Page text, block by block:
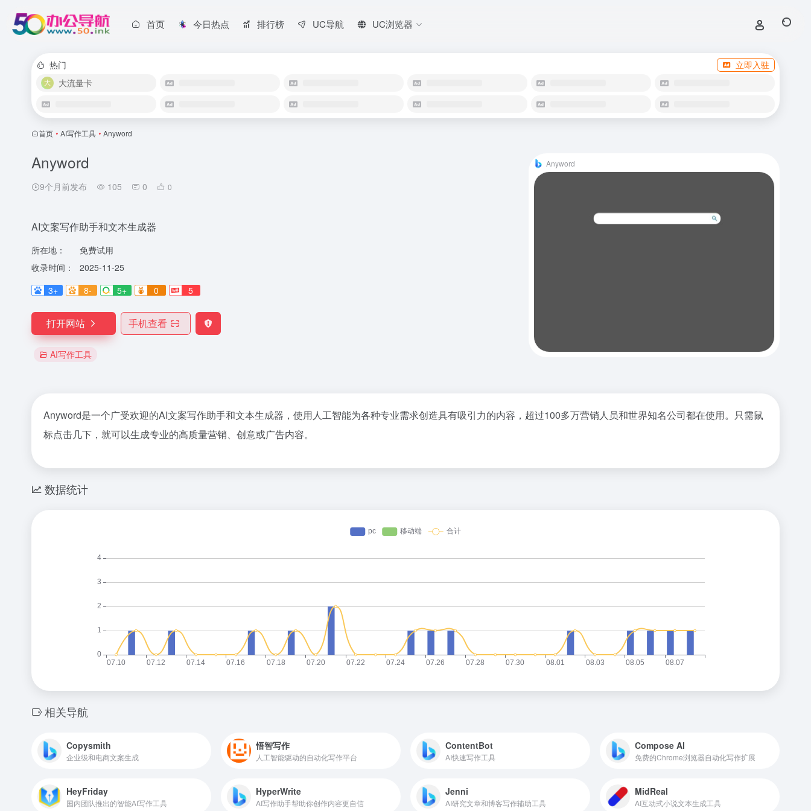
首页 今日热点 排行榜 UC导航 UC浏览器
热门
立即入驻
大流量卡
首页 • AI写作工具 • Anyword
Anyword
9个月前发布 105 0 0
AI文案写作助手和文本生成器
所在地：
免费试用
收录时间：
2025-11-25
3+
8- 5+ 0 5
打开网站 手机查看
AI写作工具
Anyword
Anyword是一个广受欢迎的AI文案写作助手和文本生成器，使用人工智能为各种专业需求创造具有吸引力的内容，超过100多万营销人员和世界知名公司都在使用。只需鼠
标点击几下，就可以生成专业的高质量营销、创意或广告内容。
数据统计
相关导航
Copysmith
企业级和电商文案生成
悟智写作
人工智能驱动的自动化写作平台
ContentBot
AI快速写作工具
Compose AI
免费的Chrome浏览器自动化写作扩展
HeyFriday
国内团队推出的智能AI写作工具
HyperWrite
AI写作助手帮助你创作内容更自信
Jenni
AI研究文章和博客写作辅助工具
MidReal
AI互动式小说文本生成工具